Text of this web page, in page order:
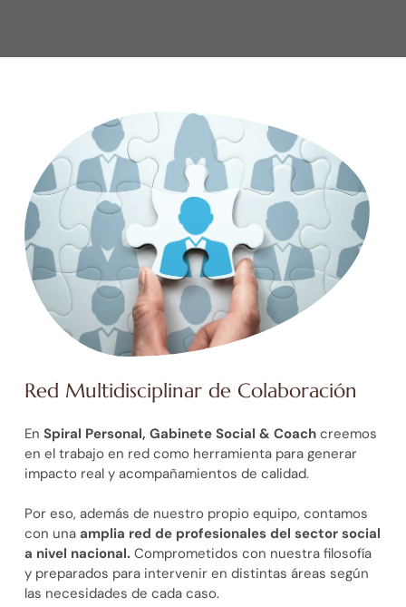
Red Multidisciplinar de Colaboración
En Spiral Personal, Gabinete Social & Coachcreemos
en el trabajo en red como herramienta para generar
impacto real y acompañamientos de calidad.
Por eso, además de nuestro propio equipo, contamos
con una amplia red de profesionales del sector social
a nivel nacional. Comprometidos con nuestra filosofía
y preparados para intervenir en distintas áreas según
las necesidades de cada caso.